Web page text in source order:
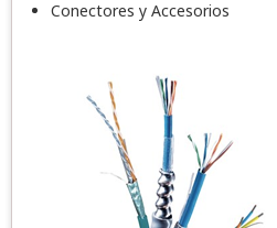
Conectores y Accesorios